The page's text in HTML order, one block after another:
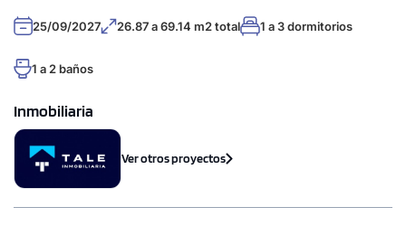
25/09/2027 26.87 a 69.14 m2 total 1 a 3 dormitorios
1 a 2 baños
Inmobiliaria
Ver otros proyectos